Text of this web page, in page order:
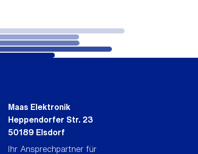
Maas Elektronik
Heppendorfer Str. 23
50189 Elsdorf
Ihr Ansprechpartner für